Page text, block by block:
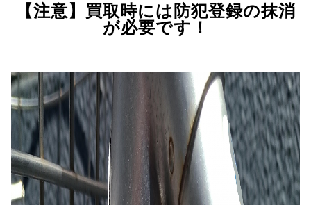
【注意】買取時には防犯登録の抹消
が必要です！